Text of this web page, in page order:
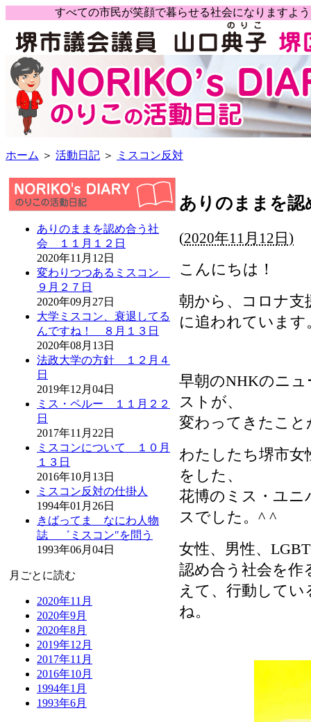
すべての市民が笑顔で暮らせる社会になります
ホーム ＞ 活動日記 ＞ ミスコン反対
ありのままを認め合う社
会 １１月１２日
2020年11月12日
変わりつつあるミスコン
９月２７日
2020年09月27日
大学ミスコン、衰退してる
んですね！ ８月１３日
2020年08月13日
法政大学の方針 １２月４
日
2019年12月04日
ミス・ペルー １１月２２
日
2017年11月22日
ミスコンについて １０月
１３日
2016年10月13日
ミスコン反対の仕掛人
1994年01月26日
きばってま なにわ人物
誌 ゛ミスコン″を問う
1993年06月04日
月ごとに読む
2020年11月
2020年9月
2020年8月
2019年12月
2017年11月
2016年10月
1994年1月
1993年6月
ありのままを
(2020年11月12日)
こんにちは！
朝から、コロナ支
に追われています
早朝のNHKのニ
ストが、
変わってきたこ
わたしたち堺市女
をした、
花博のミス・ユニ
スでした。^ ^
女性、男性、
認め合う社会を作
えて、行動して
ね。